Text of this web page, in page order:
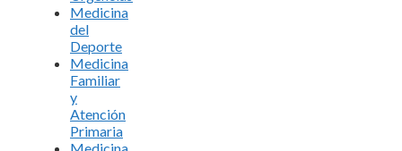
Medicina
del
Deporte
Medicina
Familiar
y
Atención
Primaria